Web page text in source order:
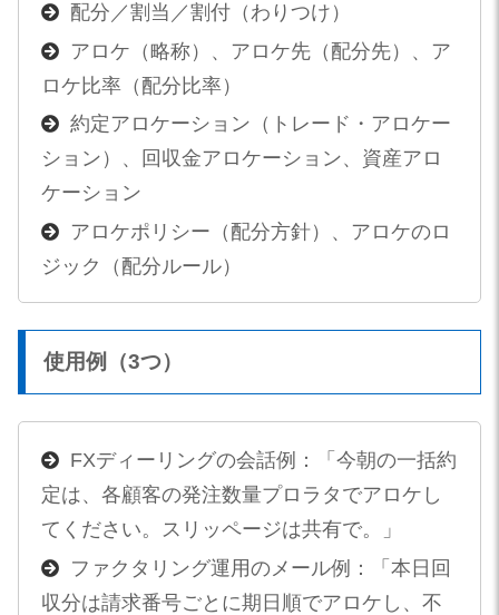
配分／割当／割付（わりつけ）
アロケ（略称）、アロケ先（配分先）、ア
ロケ比率（配分比率）
約定アロケーション（トレード・アロケー
ション）、回収金アロケーション、資産アロ
ケーション
アロケポリシー（配分方針）、アロケのロ
ジック（配分ルール）
使用例（3つ）
FXディーリングの会話例：「今朝の一括約
定は、各顧客の発注数量プロラタでアロケし
てください。スリッページは共有で。」
ファクタリング運用のメール例：「本日回
収分は請求番号ごとに期日順でアロケし、不